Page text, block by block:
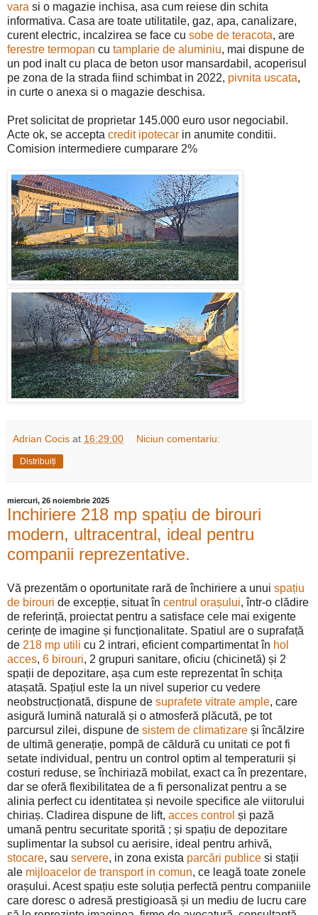
vara si o magazie inchisa, asa cum reiese din schita
informativa. Casa are toate utilitatile, gaz, apa, canalizare,
curent electric, incalzirea se face cu sobe de teracota, are
ferestre termopan cu tamplarie de aluminiu, mai dispune de
un pod inalt cu placa de beton usor mansardabil, acoperisul
pe zona de la strada fiind schimbat in 2022, pivnita uscata,
in curte o anexa si o magazie deschisa.
Pret solicitat de proprietar 145.000 euro usor negociabil.
Acte ok, se accepta credit ipotecar in anumite conditii.
Comision intermediere cumparare 2%
Adrian Cocis at 16:29:00 Niciun comentariu:
Distribuiți
miercuri, 26 noiembrie 2025
Inchiriere 218 mp spațiu de birouri
modern, ultracentral, ideal pentru
companii reprezentative.
Vă prezentăm o oportunitate rară de închiriere a unui spațiu
de birouri de excepție, situat în centrul orașului, într-o clădire
de referință, proiectat pentru a satisface cele mai exigente
cerințe de imagine și funcționalitate. Spatiul are o suprafață
de 218 mp utili cu 2 intrari, eficient compartimentat în hol
acces, 6 birouri, 2 grupuri sanitare, oficiu (chicinetă) și 2
spații de depozitare, așa cum este reprezentat în schița
atașată. Spațiul este la un nivel superior cu vedere
neobstrucționată, dispune de suprafete vitrate ample, care
asigură lumină naturală și o atmosferă plăcută, pe tot
parcursul zilei, dispune de sistem de climatizare și încălzire
de ultimă generație, pompă de căldură cu unitati ce pot fi
setate individual, pentru un control optim al temperaturii și
costuri reduse, se închiriază mobilat, exact ca în prezentare,
dar se oferă flexibilitatea de a fi personalizat pentru a se
alinia perfect cu identitatea și nevoile specifice ale viitorului
chiriaș. Cladirea dispune de lift, acces control și pază
umană pentru securitate sporită ; și spațiu de depozitare
suplimentar la subsol cu aerisire, ideal pentru arhivă,
stocare, sau servere, in zona exista parcări publice si stații
ale mijloacelor de transport in comun, ce leagă toate zonele
orașului. Acest spațiu este soluția perfectă pentru companiile
care doresc o adresă prestigioasă și un mediu de lucru care